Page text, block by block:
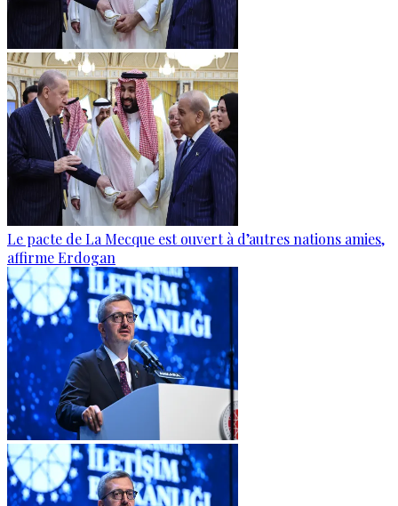
Le pacte de La Mecque est ouvert à d’autres nations amies,
affirme Erdogan